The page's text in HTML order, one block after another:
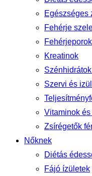
Egészséges
Fehérje
Kreatinok
Szervi és
Vitaminok
Zsírégetők
Nőknek
Diétás
Fájó ízületek